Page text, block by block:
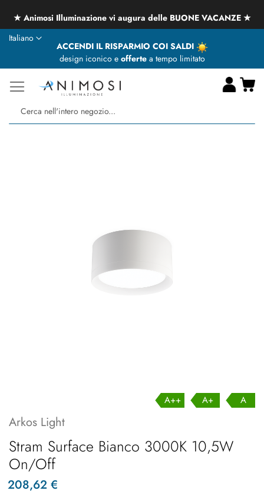
★ Animosi Illuminazione vi augura delle BUONE VACANZE ★
ACCENDI IL RISPARMIO COI SALDI
design iconico e offertea tempo limitato
Lingua
Italiano
A++ A+ A
Arkos Light
Stram Surface Bianco 3000K 10,5W
On/Off
208,62 €